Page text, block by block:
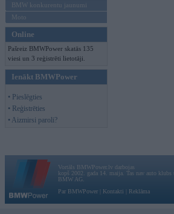
BMW konkurentu jaunumi
Moto
Online
Pašreiz BMWPower skatās 135
viesi un 3 reģistrēti lietotāji.
Ienākt BMWPower
• Pieslēgties
• Reģistrēties
• Aizmirsi paroli?
Vortāls BMWPower.lv darbojas
kopš 2002. gada 14. maija. Tas nav auto klubs
BMW AG.
Par BMWPower
Kontakti Reklāma